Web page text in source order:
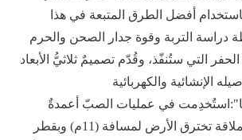
أفضل الطرق المتبعة في هذا
دراسة التربة وقوة جدار الصحن والحرم
التي ستُنفّذ، وقُدّم تصميمٌ ثلاثيُّ الأبعاد
الإنشائية والكهربائية
في عمليات الصبّ أعمدةٌ
كونكريتية (أنابيب) عملاقة تخترق الأرض لمسافة (11م) وبقطر